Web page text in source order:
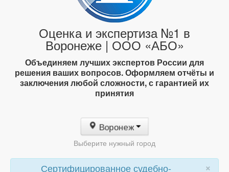
Оценка и экспертиза №1 в
Воронеже | ООО «АБО»
Объединяем лучших экспертов России для
решения ваших вопросов. Оформляем отчёты и
заключения любой сложности, с гарантией их
принятия
Воронеж
Выберите нужный город
×
Сертифицированное судебно-